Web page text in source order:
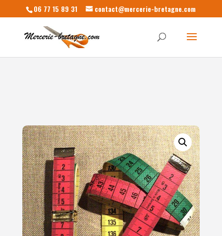
06 77 15 89 31 contact@mercerie-bretagne.com